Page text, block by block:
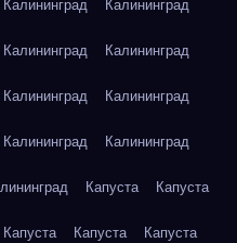
Калининград Калининград
Калининград Калининград
Калининград Калининград
Калининград Калининград
Капуста Капуста
Капуста Капуста Капуста